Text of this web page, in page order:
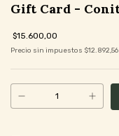
Gift Card -
$15.600,00
Precio sin impuestos $12.892,56